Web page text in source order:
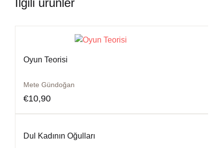
İlgili ürünler
Oyun Teorisi
Mete Gündoğan
€10,90
Dul Kadının Oğulları